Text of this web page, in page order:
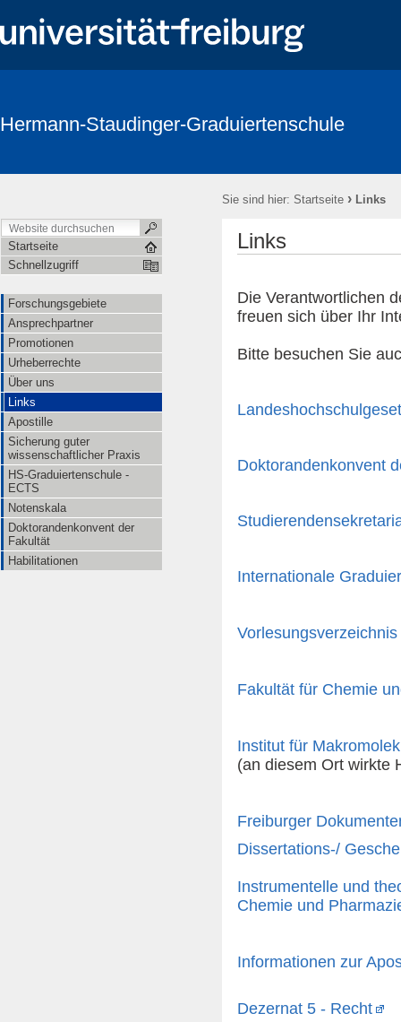
Hermann-Staudinger-Graduiertenschule
Sie sind hier: Startseite › Links
Startseite
Schnellzugriff
Forschungsgebiete
Ansprechpartner
Promotionen
Urheberrechte
Über uns
Links
Apostille
Sicherung guter
wissenschaftlicher Praxis
HS-Graduiertenschule -
ECTS
Notenskala
Doktorandenkonvent der
Fakultät
Habilitationen
Links
Die Verantwortlichen
freuen sich über Ihr
Bitte besuchen Sie
Doktorandenkonvent
Internationale
Fakultät für Chemie
Institut für
(an diesem Ort wirkte
Freiburger
Dissertations-/
Instrumentelle und
Chemie und
Informationen zur
Dezernat 5 - Recht